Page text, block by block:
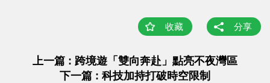
收藏 分享
上一篇 : 跨境遊「雙向奔赴」點亮不夜灣區
下一篇 : 科技加持打破時空限制